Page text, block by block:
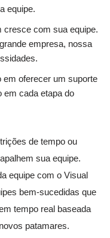
equipe.
cresce com sua equipe.
empresa, nossa
em oferecer um suporte
em cada etapa do
de tempo ou
sua equipe.
equipe com o Visual
bem-sucedidas que
tempo real baseada
patamares.